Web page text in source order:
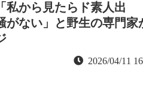
私から見たらド素人出
がない」と野生の専門
2026/04/11